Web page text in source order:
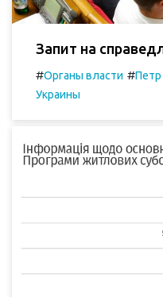
Запит на
#Органы власти #
Украины